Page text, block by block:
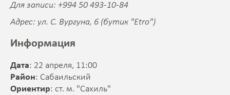
Для записи: +994 50 493-10-84
Адрес: ул. С. Вургуна, 6 (бутик "Etro")
Информация
Дата: 22 апреля, 11:00
Район: Сабаильский
Ориентир: ст. м. "Сахиль"